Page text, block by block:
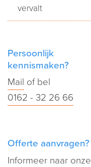
vervalt
Persoonlijk
kennismaken?
Mail of bel
0162 - 32 26 66
Offerte aanvragen?
Informeer naar onze